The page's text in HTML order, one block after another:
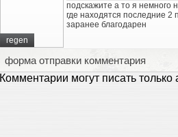
regen
подскажите а то я немного
где находятся последние
заранее благодарен
форма отправки комментария
Комментарии могут писать